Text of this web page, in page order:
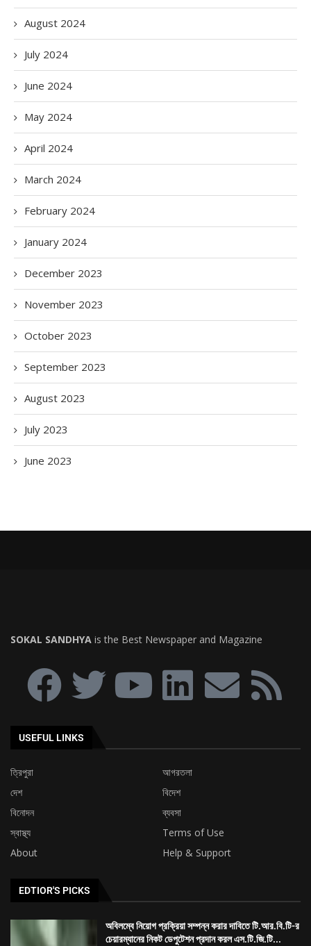
August 2024
July 2024
June 2024
May 2024
April 2024
March 2024
February 2024
January 2024
December 2023
November 2023
October 2023
September 2023
August 2023
July 2023
June 2023
SOKAL SANDHYA is the Best Newspaper and Magazine
USEFUL LINKS
ত্রিপুরা
আগরতলা
দেশ
বিদেশ
বিনোদন
ব্যবসা
স্বাস্থ্য
Terms of Use
About
Help & Support
EDTIOR'S PICKS
অবিলম্বে নিয়োগ প্রক্রিয়া সম্পন্ন করার দাবিতে টি.আর.বি.টি-র
চেয়ারম্যানের নিকট ডেপুটেশন প্রদান করল এস.টি.জি.টি...